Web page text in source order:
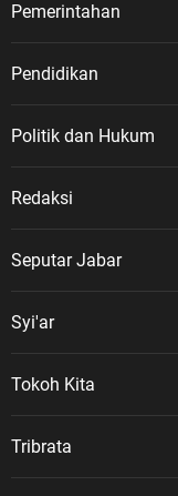
Pemerintahan
Pendidikan
Politik dan Hukum
Redaksi
Seputar Jabar
Syi'ar
Tokoh Kita
Tribrata